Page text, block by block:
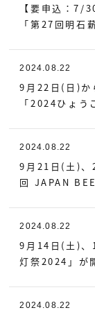
【要申込：7/
「第27回明石
2024.08.22
9月22日(日)か
「2024ひょ
2024.08.22
9月21日(土)、
回 JAPAN
2024.08.22
9月14日(土)、
灯祭2024」が
2024.08.22